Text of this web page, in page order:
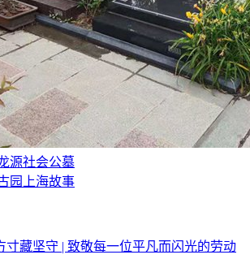
源社会公墓
园上海故事
寸藏坚守 | 致敬每一位平凡而闪光的劳动